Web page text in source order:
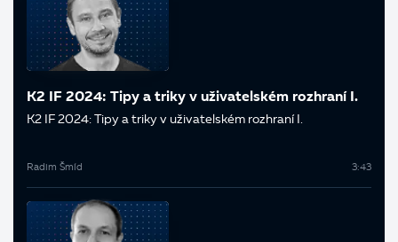
K2 IF 2024: Tipy a triky v uživatelském rozhraní I.
K2 IF 2024: Tipy a triky v uživatelském rozhraní I.
Radim Šmíd 3:43